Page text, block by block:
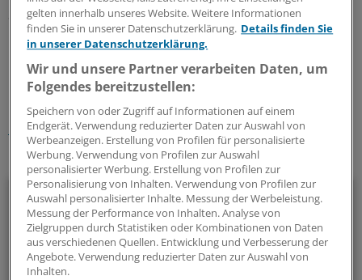
Sympathie.(di)
Schlagworte:
Geld und Vermögen Berufspolitik Schleswig-Holstein
Ihr Newsletter zum Thema
Beruf & Alltag
Die Sonntagslektüre: Lesen Sie Wissenswertes und
Nützliches für Ihre tägliche Arbeit, lassen Sie sich von
Kolleginnen und Kollegen inspirieren - und seien Sie immer
gelten innerhalb unseres Website. Weitere Informationen
finden Sie in unserer Datenschutzerklärung. Details finden Sie
in unserer Datenschutzerklärung.
Wir und unsere Partner verarbeiten Daten, um
Folgendes bereitzustellen:
Speichern von oder Zugriff auf Informationen auf einem
Endgerät. Verwendung reduzierter Daten zur Auswahl von
Werbeanzeigen. Erstellung von Profilen für personalisierte
Werbung. Verwendung von Profilen zur Auswahl
personalisierter Werbung. Erstellung von Profilen zur
Personalisierung von Inhalten. Verwendung von Profilen zur
Auswahl personalisierter Inhalte. Messung der Werbeleistung.
Messung der Performance von Inhalten. Analyse von
Zielgruppen durch Statistiken oder Kombinationen von Daten
aus verschiedenen Quellen. Entwicklung und Verbesserung der
Angebote. Verwendung reduzierter Daten zur Auswahl von
Inhalten.